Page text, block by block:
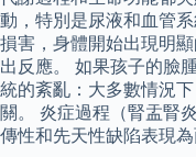
動，特別是尿液和血管
損害，身體開始出現明
出反應。 如果孩子的臉
統的紊亂：大多數情況
關。 炎症過程（腎盂腎
傳性和先天性缺陷表現